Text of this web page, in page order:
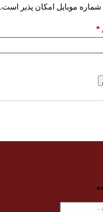
شماره موبایل امکان پذیر است.
*